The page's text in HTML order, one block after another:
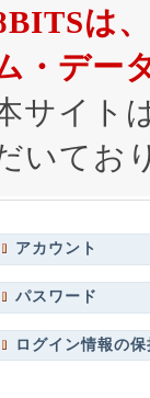
は
・デー
サイト
いてお
アカウント
パスワード
ログイン情報の保